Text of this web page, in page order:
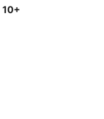
10+